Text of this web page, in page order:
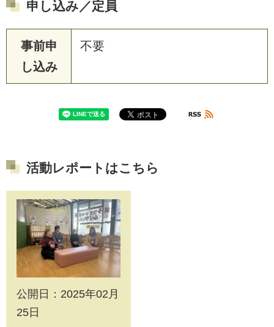
申し込み／定員
事前申
し込み
不要
活動レポートはこちら
公開日：2025年02月
25日